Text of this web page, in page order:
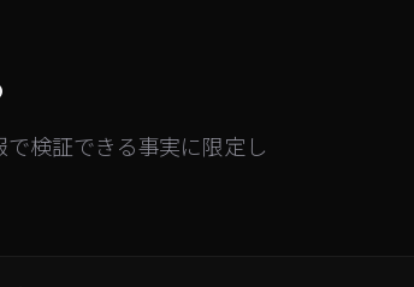
検証できる事実に限定し